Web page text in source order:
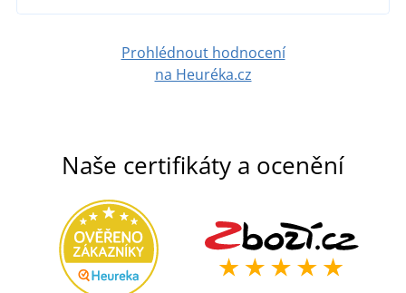
Prohlédnout hodnocení
na Heuréka.cz
Naše certifikáty a ocenění